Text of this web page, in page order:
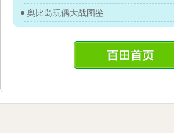
奥比岛玩偶大战图鉴